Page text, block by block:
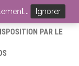
PAR LE
Ignorer